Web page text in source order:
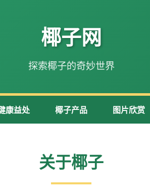
椰子网
探索椰子的奇妙世界
康益处 椰子产品 图片欣赏
关于椰子